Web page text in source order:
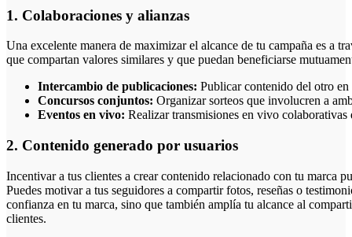
1. Colaboraciones y alianzas
Una excelente manera de maximizar el alcance de tu campaña es a
que compartan valores similares y que puedan beneficiarse
Intercambio de publicaciones: Publicar contenido del otro en
Concursos conjuntos: Organizar sorteos que involucren a
Eventos en vivo: Realizar transmisiones en vivo colaborativas
2. Contenido generado por usuarios
Incentivar a tus clientes a crear contenido relacionado con tu marca
Puedes motivar a tus seguidores a compartir fotos, reseñas o
confianza en tu marca, sino que también amplía tu alcance al
clientes.